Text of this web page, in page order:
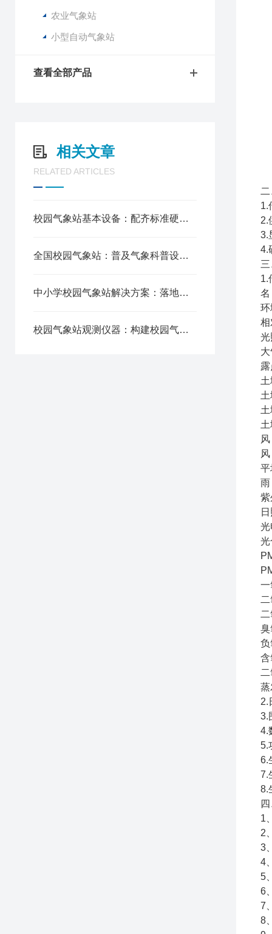
农业气象站
小型自动气象站
查看全部产品
相关文章
RELATED ARTICLES
校园气象站基本设备：配齐标准硬件设施，搭建专业科普平台
全国校园气象站：普及气象科普设施，推进科创教育均衡发展
中小学校园气象站解决方案：落地气象科普教学，打造校园科教体系
校园气象站观测仪器：构建校园气象科学观测平台
1.
2.
3.
4.
1.
名
相
光
雨
紫
光
光
一
臭
负
含
蒸
2.
3.
4.
5.
6.
7.
8.
1
2
3
4
5
6
7
8